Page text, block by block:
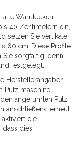
Wandecken.
40 Zentimetern ein,
setzen Sie vertikale
60 cm. Diese Profile
Sie sorgfältig, denn
festgelegt.
Herstellerangaben
Putz maschinell
angerührten Putz
anschließend erneut
aktiviert die
dass dies